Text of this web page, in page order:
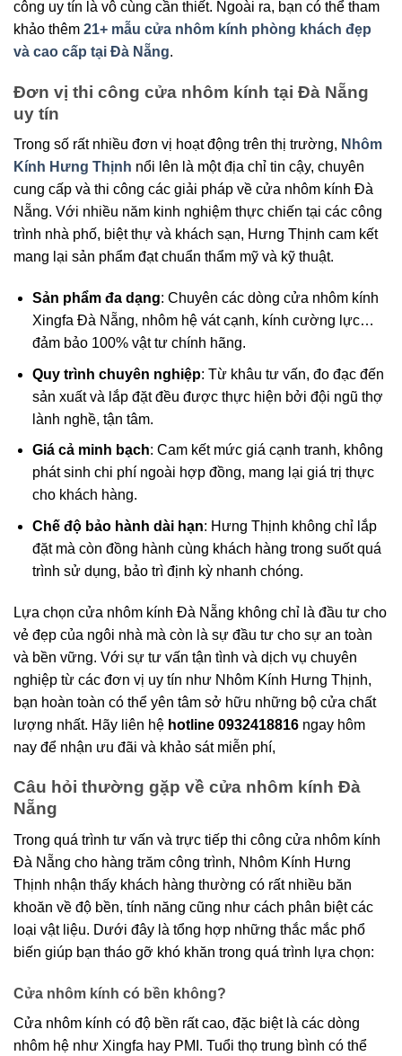
công uy tín là vô cùng cần thiết. Ngoài ra, bạn có thể tham
khảo thêm 21+ mẫu cửa nhôm kính phòng khách đẹp​
và cao cấp tại Đà Nẵng.
Đơn vị thi công cửa nhôm kính tại Đà Nẵng
uy tín
Trong số rất nhiều đơn vị hoạt động trên thị trường, Nhôm
Kính Hưng Thịnh nổi lên là một địa chỉ tin cậy, chuyên
cung cấp và thi công các giải pháp về cửa nhôm kính Đà
Nẵng. Với nhiều năm kinh nghiệm thực chiến tại các công
trình nhà phố, biệt thự và khách sạn, Hưng Thịnh cam kết
mang lại sản phẩm đạt chuẩn thẩm mỹ và kỹ thuật.
Sản phẩm đa dạng: Chuyên các dòng cửa nhôm kính
Xingfa Đà Nẵng, nhôm hệ vát cạnh, kính cường lực…
đảm bảo 100% vật tư chính hãng.
Quy trình chuyên nghiệp: Từ khâu tư vấn, đo đạc đến
sản xuất và lắp đặt đều được thực hiện bởi đội ngũ thợ
lành nghề, tận tâm.
Giá cả minh bạch: Cam kết mức giá cạnh tranh, không
phát sinh chi phí ngoài hợp đồng, mang lại giá trị thực
cho khách hàng.
Chế độ bảo hành dài hạn: Hưng Thịnh không chỉ lắp
đặt mà còn đồng hành cùng khách hàng trong suốt quá
trình sử dụng, bảo trì định kỳ nhanh chóng.
Lựa chọn cửa nhôm kính Đà Nẵng không chỉ là đầu tư cho
vẻ đẹp của ngôi nhà mà còn là sự đầu tư cho sự an toàn
và bền vững. Với sự tư vấn tận tình và dịch vụ chuyên
nghiệp từ các đơn vị uy tín như Nhôm Kính Hưng Thịnh,
bạn hoàn toàn có thể yên tâm sở hữu những bộ cửa chất
lượng nhất. Hãy liên hệ hotline 0932418816 ngay hôm
nay để nhận ưu đãi và khảo sát miễn phí,
Câu hỏi thường gặp về cửa nhôm kính Đà
Nẵng
Trong quá trình tư vấn và trực tiếp thi công cửa nhôm kính
Đà Nẵng cho hàng trăm công trình, Nhôm Kính Hưng
Thịnh nhận thấy khách hàng thường có rất nhiều băn
khoăn về độ bền, tính năng cũng như cách phân biệt các
loại vật liệu. Dưới đây là tổng hợp những thắc mắc phổ
biến giúp bạn tháo gỡ khó khăn trong quá trình lựa chọn:
Cửa nhôm kính có bền không?
Cửa nhôm kính có độ bền rất cao, đặc biệt là các dòng
nhôm hệ như Xingfa hay PMI. Tuổi thọ trung bình có thể